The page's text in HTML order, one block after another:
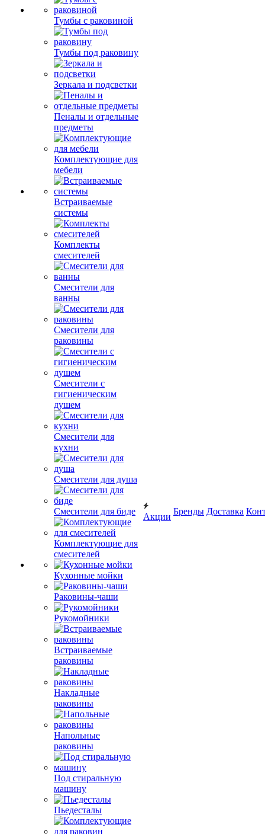
Тумбы с раковиной
Тумбы под раковину
Зеркала и подсветки
Пеналы и отдельные
предметы
Комплектующие для
мебели
Встраиваемые
системы
Комплекты
смесителей
Смесители для
ванны
Смесители для
раковины
Смесители с
гигиеническим
душем
Смесители для
кухни
Смесители для душа
Смесители для биде
Комплектующие для
смесителей
Кухонные мойки
Раковины-чаши
Рукомойники
Встраиваемые
раковины
Накладные
раковины
Напольные
раковины
Под стиральную
машину
Пьедесталы
Акции
Бренды Доставка